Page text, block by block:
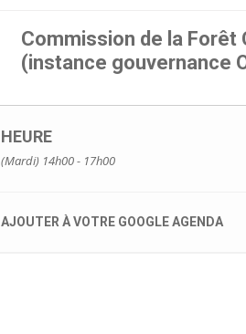
Commission de la
(instance gouvernance
HEURE
(Mardi) 14h00 - 17h00
AJOUTER À VOTRE GOOGLE AGENDA